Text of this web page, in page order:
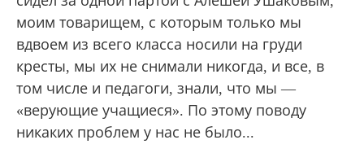
моим товарищем, с которым только мы
вдвоем из всего класса носили на груди
кресты, мы их не снимали никогда, и все, в
том числе и педагоги, знали, что мы —
«верующие учащиеся». По этому поводу
никаких проблем у нас не было...